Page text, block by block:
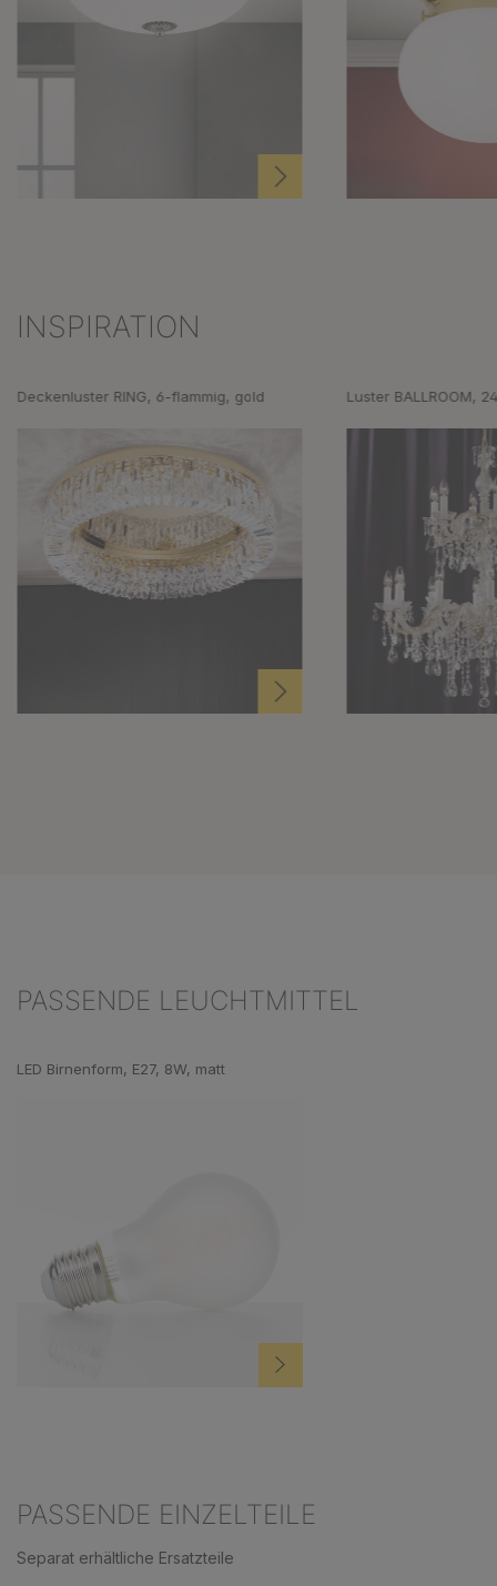
Produktgalerie überspringen
INSPIRATION
Deckenluster RING, 6-flammig, gold Luster BALLROOM,
PASSENDE LEUCHTMITTEL
LED Birnenform, E27, 8W, matt
PASSENDE EINZELTEILE
Separat erhältliche Ersatzteile